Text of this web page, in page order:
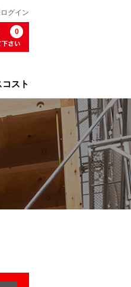
ログイン
0
スト